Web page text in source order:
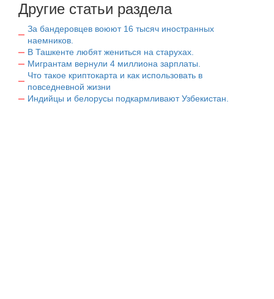
Другие статьи раздела
За бандеровцев воюют 16 тысяч иностранных
наемников.
В Ташкенте любят жениться на старухах.
Мигрантам вернули 4 миллиона зарплаты.
Что такое криптокарта и как использовать в
повседневной жизни
Индийцы и белорусы подкармливают Узбекистан.